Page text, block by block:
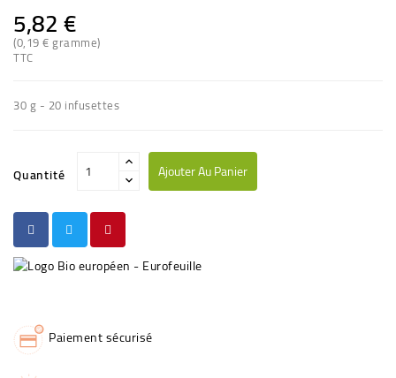
5,82 €
(0,19 € gramme)
TTC
30 g - 20 infusettes
Quantité Ajouter Au Panier
Paiement sécurisé